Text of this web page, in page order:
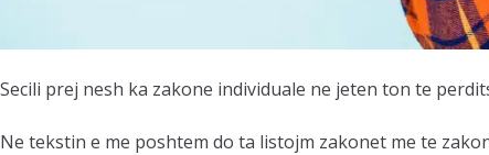
Secili prej nesh ka zakone individuale ne jeten ton te
Ne tekstin e me poshtem do ta listojm zakonet me te